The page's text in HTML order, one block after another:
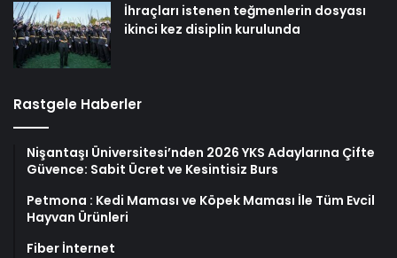
İhraçları istenen teğmenlerin dosyası
ikinci kez disiplin kurulunda
Rastgele Haberler
Nişantaşı Üniversitesi’nden 2026 YKS Adaylarına Çifte
Güvence: Sabit Ücret ve Kesintisiz Burs
Petmona : Kedi Maması ve Köpek Maması İle Tüm Evcil
Hayvan Ürünleri
Fiber İnternet